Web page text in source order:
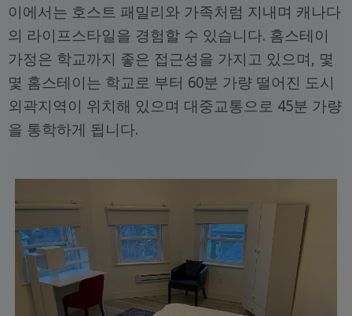
이에서는 호스트 패밀리와 가족처럼 지내며 캐나다
의 라이프스타일을 경험할 수 있습니다. 홈스테이
가정은 학교까지 좋은 접근성을 가지고 있으며, 몇
몇 홈스테이는 학교로 부터 60분 가량 떨어진 도시
외곽지역이 위치해 있으며 대중교통으로 45분 가량
을 통학하게 됩니다.